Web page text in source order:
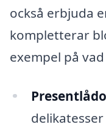
också erbjuda
kompletterar
exempel på